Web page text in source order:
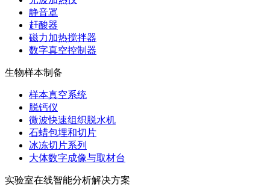
静音罩
赶酸器
磁力加热搅拌器
数字真空控制器
生物样本制备
样本真空系统
脱钙仪
微波快速组织脱水机
石蜡包埋和切片
冰冻切片系列
大体数字成像与取材台
实验室在线智能分析解决方案